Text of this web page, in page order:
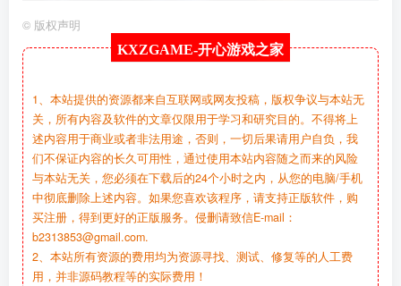
© 版权声明
KXZGAME-开心游戏之家
1、本站提供的资源都来自互联网或网友投稿，版权争议与本站无
关，所有内容及软件的文章仅限用于学习和研究目的。不得将上
述内容用于商业或者非法用途，否则，一切后果请用户自负，我
们不保证内容的长久可用性，通过使用本站内容随之而来的风险
与本站无关，您必须在下载后的24个小时之内，从您的电脑/手机
中彻底删除上述内容。如果您喜欢该程序，请支持正版软件，购
买注册，得到更好的正版服务。侵删请致信E-mail：
b2313853@gmail.com.
2、本站所有资源的费用均为资源寻找、测试、修复等的人工费
用，并非源码教程等的实际费用！